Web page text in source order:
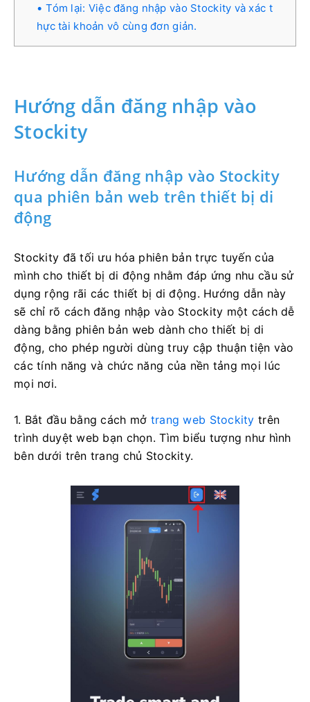
Tóm lại: Việc đăng nhập vào Stockity và xác t
hực tài khoản vô cùng đơn giản.
Hướng dẫn đăng nhập vào
Stockity
Hướng dẫn đăng nhập vào Stockity
qua phiên bản web trên thiết bị di
động
Stockity đã tối ưu hóa phiên bản trực tuyến của
mình cho thiết bị di động nhằm đáp ứng nhu cầu sử
dụng rộng rãi các thiết bị di động. Hướng dẫn này
sẽ chỉ rõ cách đăng nhập vào Stockity một cách dễ
dàng bằng phiên bản web dành cho thiết bị di
động, cho phép người dùng truy cập thuận tiện vào
các tính năng và chức năng của nền tảng mọi lúc
mọi nơi.
1. Bắt đầu bằng cách mở trang web Stockity trên
trình duyệt web bạn chọn. Tìm biểu tượng như hình
bên dưới trên trang chủ Stockity.